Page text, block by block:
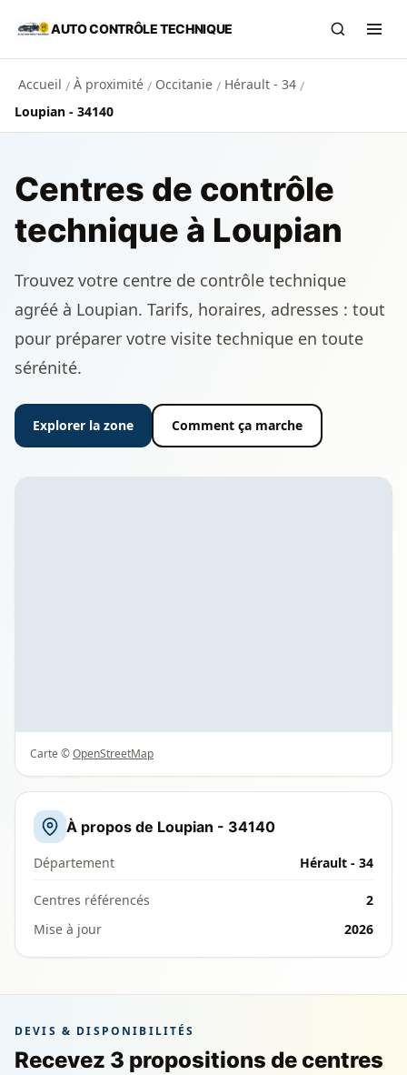
Aller au contenu principal
AUTO CONTRÔLE TECHNIQUE
Accueil / À proximité / Occitanie / Hérault - 34 /
Loupian - 34140
Centres de contrôle
technique à Loupian
Trouvez votre centre de contrôle technique
agréé à Loupian. Tarifs, horaires, adresses : tout
pour préparer votre visite technique en toute
sérénité.
Explorer la zone Comment ça marche
Carte ©OpenStreetMap
À propos de Loupian - 34140
Département Hérault - 34
Centres référencés
2
Mise à jour
2026
DEVIS & DISPONIBILITÉS
Recevez 3 propositions de centres